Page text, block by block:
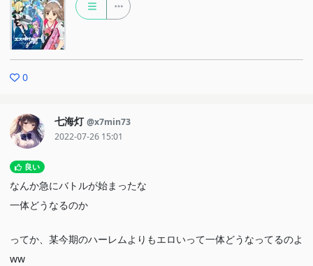
0
七海灯 @x7min73
2022-07-26 15:01
良い
なんか急にバトルが始まったな
一体どうなるのか
ってか、某今期のハーレムよりもエロいって一体どうなってるのよ
ww